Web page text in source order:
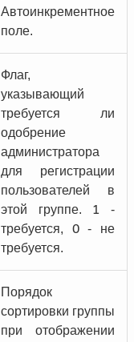
Автоинкрементное
поле.
Флаг,
указывающий
требуется ли
одобрение
администратора
для регистрации
пользователей в
этой группе. 1 -
требуется, 0- не
требуется.
Порядок
сортировки группы
при отображении